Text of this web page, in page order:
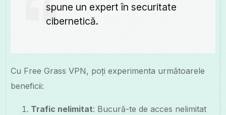
spune un expert în securitate
cibernetică.
Cu Free Grass VPN, poți experimenta următoarele
beneficii:
Trafic nelimitat: Bucură-te de acces nelimitat